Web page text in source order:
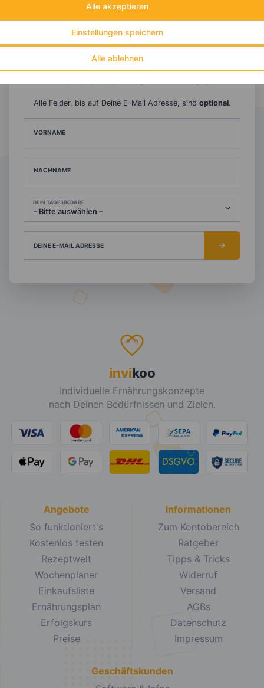
Alle ablehnen
Einstellungen speichern
Alle akzeptieren
Gutschein für unseren Shop
Tipps & Tricks Aktionen & Rabatte
Rezept-Empfehlungen
Alle Felder, bis auf Deine E-Mail Adresse, sind optional.
VORNAME
NACHNAME
DEIN TAGESBEDARF
DEINE E-MAIL ADRESSE
invikoo
Individuelle Ernährungskonzepte
nach Deinen Bedürfnissen und Zielen.
Angebote
So funktioniert's
Kostenlos testen
Rezeptwelt
Wochenplaner
Einkaufsliste
Ernährungsplan
Erfolgskurs
Preise
Informationen
Zum Kontobereich
Ratgeber
Tipps & Tricks
Widerruf
Versand
AGBs
Datenschutz
Impressum
Geschäftskunden